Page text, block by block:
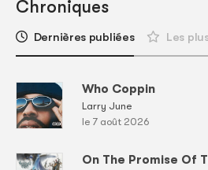
Chroniques
Dernières publiées Les
Who Coppin
Larry June
le 7 août 2026
On The Promise Of